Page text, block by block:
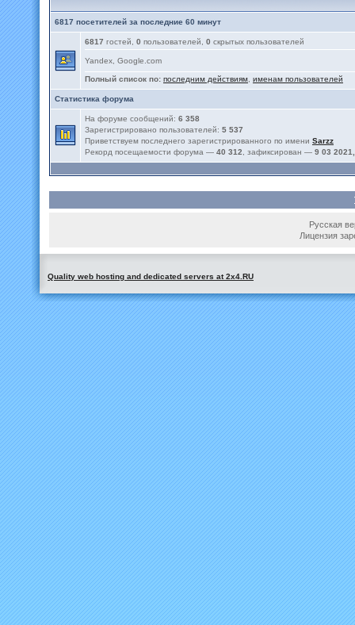
6817 посетителей за последние 60 минут
6817 гостей, 0 пользователей, 0 скрытых пользователей
Yandex, Google.com
Полный список по: последним действиям именам пользователей
Статистика форума
На форуме сообщений: 6 358
Зарегистрировано пользователей: 5 537
Приветствуем последнего зарегистрированного по имени Sarzz
Рекорд посещаемости форума — 40 312 , зафиксирован — 9 03
Русская
Лицензия
Quality web hosting and dedicated servers at 2x4.RU